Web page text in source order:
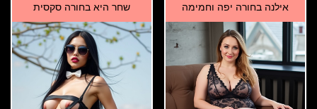
אילנה בחורה יפה וחמימה שחר היא בחורה סקסית